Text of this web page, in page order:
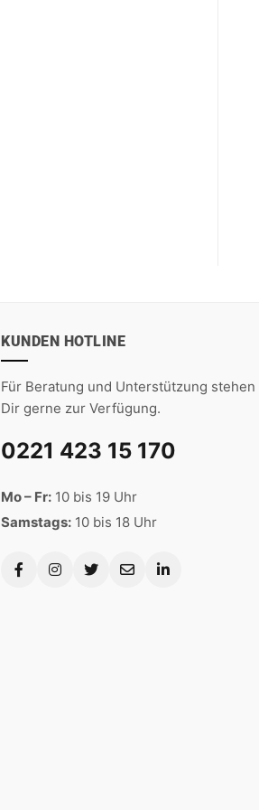
KUNDEN HOTLINE
Für Beratung und Unterstützung
Dir gerne zur Verfügung.
0221 423 15 170
Mo – Fr: 10 bis 19 Uhr
Samstags: 10 bis 18 Uhr